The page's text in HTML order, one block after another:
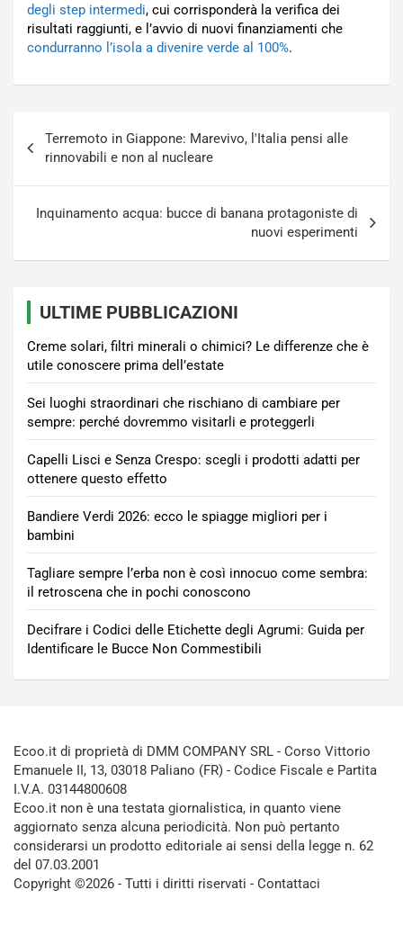
degli step intermedi, cui corrisponderà la verifica dei
risultati raggiunti, e l’avvio di nuovi finanziamenti che
condurranno l’isola a divenire verde al 100%.
articoli
Terremoto in Giappone: Marevivo, l'Italia pensi alle
rinnovabili e non al nucleare
Inquinamento acqua: bucce di banana protagoniste di
nuovi esperimenti
ULTIME PUBBLICAZIONI
Creme solari, filtri minerali o chimici? Le differenze che è
utile conoscere prima dell’estate
Sei luoghi straordinari che rischiano di cambiare per
sempre: perché dovremmo visitarli e proteggerli
Capelli Lisci e Senza Crespo: scegli i prodotti adatti per
ottenere questo effetto
Bandiere Verdi 2026: ecco le spiagge migliori per i
bambini
Tagliare sempre l’erba non è così innocuo come sembra:
il retroscena che in pochi conoscono
Decifrare i Codici delle Etichette degli Agrumi: Guida per
Identificare le Bucce Non Commestibili
Ecoo.it di proprietà di DMM COMPANY SRL - Corso Vittorio
Emanuele II, 13, 03018 Paliano (FR) - Codice Fiscale e Partita
I.V.A. 03144800608
Ecoo.it non è una testata giornalistica, in quanto viene
aggiornato senza alcuna periodicità. Non può pertanto
considerarsi un prodotto editoriale ai sensi della legge n. 62
del 07.03.2001
Copyright ©2026 - Tutti i diritti riservati - Contattaci